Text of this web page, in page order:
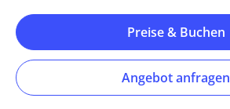
Preise & Buchen
Angebot anfragen